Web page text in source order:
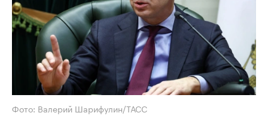
Фото: Валерий Шарифулин/ТАСС